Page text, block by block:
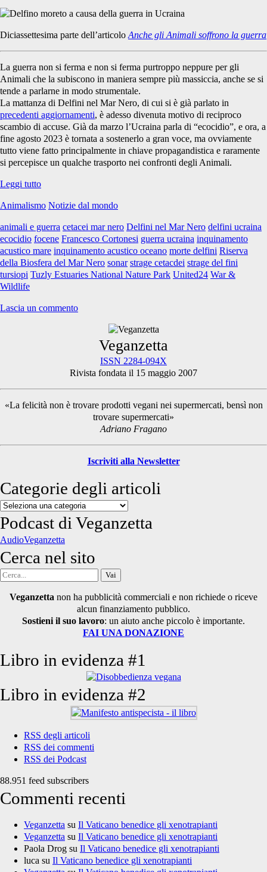
Mar
Nero</span>
Diciassettesima parte dell’articolo Anche gli Animali soffrono la guerra
La guerra non si ferma e non si ferma purtroppo neppure per gli
Animali che la subiscono in maniera sempre più massiccia, anche se si
tende a parlarne in modo strumentale.
La mattanza di Delfini nel Mar Nero, di cui si è già parlato in
precedenti aggiornamenti, è adesso divenuta motivo di reciproco
scambio di accuse. Già da marzo l’Ucraina parla di “ecocidio”, e ora, a
fine agosto 2023 è tornata a sostenerlo a gran voce, ma ovviamente
tutto viene fatto principalmente in chiave propagandistica e raramente
si percepisce un qualche trasporto nei confronti degli Animali.
Leggi tuttoAnche
Animali
la
guerra
#17
Animalismo Notizie dal mondo
animali e guerra cetacei mar nero Delfini nel Mar Nero delfini ucraina
ecocidio focene Francesco Cortonesi guerra ucraina inquinamento
acustico mare inquinamento acustico oceano morte delfini Riserva
della Biosfera del Mar Nero sonar strage cetacdei strage del fini
tursiopi Tuzly Estuaries National Nature Park United24 War &
Wildlife
Lascia un commento
Sidebar
Veganzetta
ISSN 2284-094X
Rivista fondata il 15 maggio 2007
«La felicità non è trovare prodotti vegani nei supermercati, bensì non
trovare supermercati»
Adriano Fragano
Iscriviti alla Newsletter
Categorie degli articoli
Categorie
degli
articoli
Podcast di Veganzetta
AudioVeganzetta
Cerca nel sito
Cerca
Veganzetta non ha pubblicità commerciali e non richiede o riceve
alcun finanziamento pubblico.
Sostieni il suo lavoro: un aiuto anche piccolo è importante.
FAI UNA DONAZIONE
Libro in evidenza #1
Libro in evidenza #2
RSS degli articoli
RSS dei commenti
RSS dei Podcast
88.951 feed subscribers
Commenti recenti
Veganzetta su Il Vaticano benedice gli xenotrapianti
Veganzetta su Il Vaticano benedice gli xenotrapianti
Paola Drog su Il Vaticano benedice gli xenotrapianti
luca su Il Vaticano benedice gli xenotrapianti